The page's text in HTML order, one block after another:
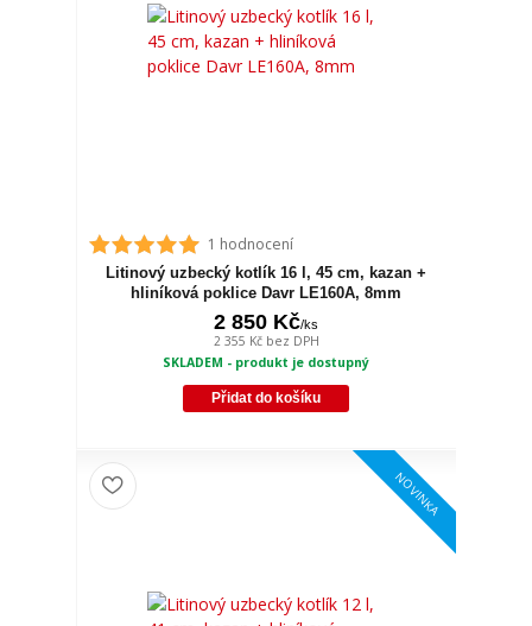
1 hodnocení
Litinový uzbecký kotlík 16 l, 45 cm, kazan +
hliníková poklice Davr LE160A, 8mm
2 850 Kč/ks
2 355 Kč bez DPH
SKLADEM - produkt je dostupný
Přidat do košíku
NOVINKA